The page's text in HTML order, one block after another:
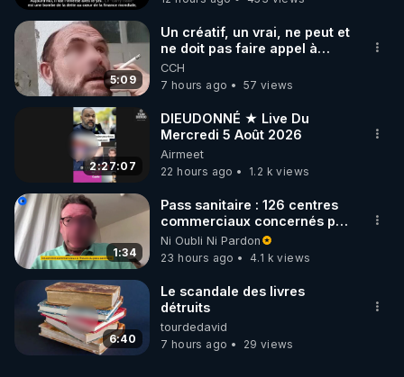
https://regenerescence.com/
"Ce n'est pas parce qu’ils sont nombreux à avoir
tort , qu'ils ont raison " Coluche
"On ne change jamais les choses en combattant la
réalité existante. Pour changer quelque chose,
construisez un nouveau modèle qui rendra inutile
l'ancien."  Buckminster Fuller
Linus Pauling, prix Nobel de la paix et prix Nobel
de chimie  : «L’alimentation optimale est la médecine
de l’avenir».
5:09
Un créatif, un vrai, ne peut et
ne doit pas faire appel à
l'intelligence artificielle
CCH
7 hours ago
57 views
2:27:07
DIEUDONNÉ ★ Live Du
Mercredi 5 Août 2026
Airmeet
22 hours ago
1.2 k views
1:34
Pass sanitaire : 126 centres
commerciaux concernés par
l'obligation dans toute la
France
Ni Oubli Ni Pardon
23 hours ago
4.1 k views
6:40
Le scandale des livres
détruits
tourdedavid
7 hours ago
29 views